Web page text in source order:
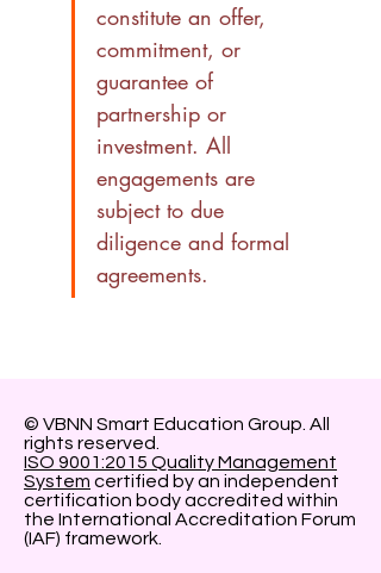
constitute an offer,
commitment, or
guarantee of
partnership or
investment. All
engagements are
subject to due
diligence and formal
agreements.
© VBNN Smart Education Group. All
rights reserved.
ISO 9001:2015 Quality Management
System certified by an independent
certification body accredited within
the International Accreditation Forum
(IAF) framework.